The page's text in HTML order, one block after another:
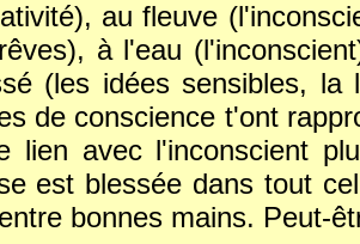
au fleuve
à l'eau
(les idées sensibles,
de conscience t'ont
lien avec l'inconscient
est blessée dans tout
bonnes mains. Peut-